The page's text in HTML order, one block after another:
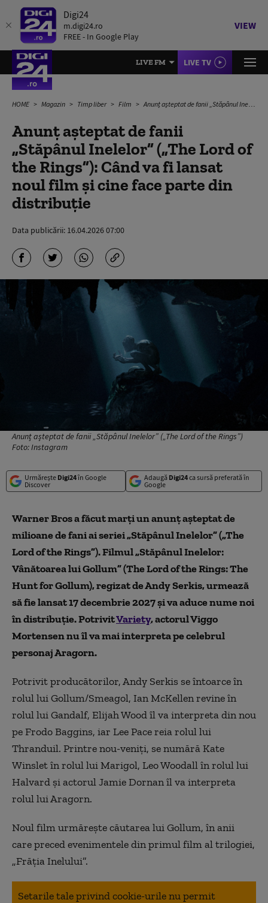
Digi24
m.digi24.ro
FREE - In Google Play
VIEW
LIVE FM LIVE TV
HOME Magazin Timp liber Film Anunț așteptat de fanii „Stăpânul Inelelor” („The Lord of the Rings”): Când va fi lansat noul film și cine face parte din distribuție
Anunț așteptat de fanii
„Stăpânul Inelelor” („The Lord of
the Rings”): Când va fi lansat
noul film și cine face parte din
distribuție
Data publicării: 16.04.2026 07:00
Anunț așteptat de fanii „Stăpânul Inelelor” („The Lord of the Rings”)
Foto: Instagram
Urmărește Digi24în Google
Discover
Adaugă Digi24ca sursă preferată în
Google
Warner Bros a făcut marți un anunț așteptat de
milioane de fani ai seriei „Stăpânul Inelelor” („The
Lord of the Rings”). Filmul „Stăpânul Inelelor:
Vânătoarea lui Gollum” (The Lord of the Rings: The
Hunt for Gollum), regizat de Andy Serkis, urmează
să fie lansat 17 decembrie 2027 și va aduce nume noi
în distribuție. PotrivitVariety, actorul Viggo
Mortensen nu îl va mai interpreta pe celebrul
personaj Aragorn.
Potrivit producătorilor, Andy Serkis se întoarce în
rolul lui Gollum/Smeagol, Ian McKellen revine în
rolul lui Gandalf, Elijah Wood îl va interpreta din nou
pe Frodo Baggins, iar Lee Pace reia rolul lui
Thranduil. Printre nou-veniți, se numără Kate
Winslet în rolul lui Marigol, Leo Woodall în rolul lui
Halvard și actorul Jamie Dornan îl va interpreta
rolul lui Aragorn.
Noul film urmărește căutarea lui Gollum, în anii
care preced evenimentele din primul film al trilogiei,
„Frăția Inelului”.
Setarile tale privind cookie-urile nu permit